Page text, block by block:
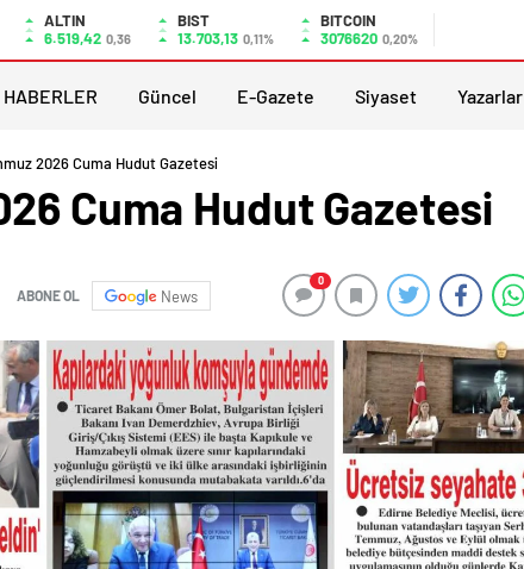
ALTIN
6.519,42 0,36
BIST
13.703,13 0,11%
BITCOIN
3076620 0,20%
HABERLER Güncel E-Gazete Siyaset Yazarlar
2026 Cuma Hudut Gazetesi
Cuma Hudut Gazetesi
ABONE OL News
0